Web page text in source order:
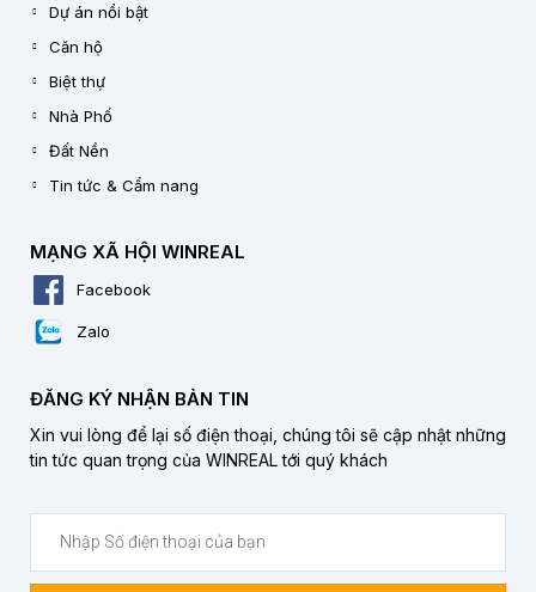
Dự án nổi bật
Căn hộ
Biệt thự
Nhà Phố
Đất Nền
Tin tức & Cẩm nang
MẠNG XÃ HỘI WINREAL
Facebook
Zalo
ĐĂNG KÝ NHẬN BẢN TIN
Xin vui lòng để lại số điện thoại, chúng tôi sẽ cập nhật những
tin tức quan trọng của WINREAL tới quý khách